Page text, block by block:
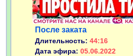
После заката
Длительность: 44:16
Дата эфира: 05.06.2022